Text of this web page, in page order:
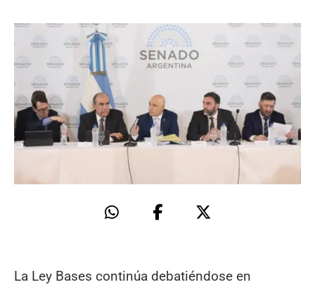
La Ley Bases continúa debatiéndose en